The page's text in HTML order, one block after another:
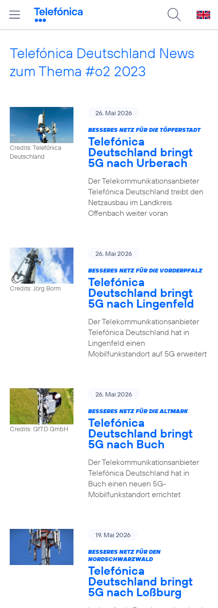
Telefónica Deutschland News
zum Thema #o2 2023
Credits: Telefónica
Deutschland
26. Mai 2026
BESSERES NETZ FÜR DIE TÖPFERSTADT
Telefónica
Deutschland bringt
5G nach Urberach
Der Telekommunikationsanbieter
Telefónica Deutschland treibt den
Netzausbau im Landkreis
Offenbach weiter voran
Credits: Jörg Borm
26. Mai 2026
BESSERES NETZ FÜR DIE VORDERPFALZ
Telefónica
Deutschland bringt
5G nach Lingenfeld
Der Telekommunikationsanbieter
Telefónica Deutschland hat in
Lingenfeld einen
Mobilfunkstandort auf 5G erweitert
Credits: GfTD GmbH
26. Mai 2026
BESSERES NETZ FÜR DIE ALTMARK
Telefónica
Deutschland bringt
5G nach Buch
Der Telekommunikationsanbieter
Telefónica Deutschland hat in
Buch einen neuen 5G-
Mobilfunkstandort errichtet
19. Mai 2026
BESSERES NETZ FÜR DEN
NORDSCHWARZWALD
Telefónica
Deutschland bringt
5G nach Loßburg